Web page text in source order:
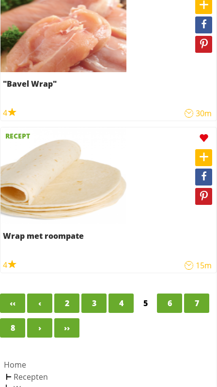
"Bavel Wrap"
4 30m
RECEPT
Wrap met roompate
4 15m
‹‹ ‹ 2 3 4 5 6 7
8 › ››
Home
Recepten